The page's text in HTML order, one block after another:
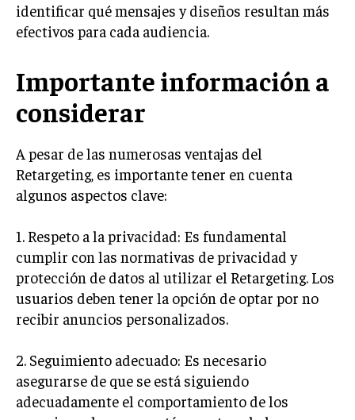
GESTIÓN DE LA EXPERIENCIA DEL CLIENTE
GESTIÓN DE PROYECTOS
GESTIÓN DE OPERACIONES Y CADENA DE
SUMINISTRO
LOGÍSTICA EMPRESARIAL
CALIDAD Y MEJORA CONTINUA
RECURSOS HUMANOS Y GESTIÓN DEL
TALENTO
COMPENSACIÓN Y BENEFICIOS
RECLUTAMIENTO Y SELECCIÓN
GESTIÓN DEL DESEMPEÑO
CULTURA Y CLIMA ORGANIZACIONAL
identificar qué mensajes y diseños resultan más
efectivos para cada audiencia.
Importante información a
considerar
A pesar de las numerosas ventajas del
Retargeting, es importante tener en cuenta
algunos aspectos clave:
1. Respeto a la privacidad: Es fundamental
cumplir con las normativas de privacidad y
protección de datos al utilizar el Retargeting. Los
usuarios deben tener la opción de optar por no
recibir anuncios personalizados.
2. Seguimiento adecuado: Es necesario
asegurarse de que se está siguiendo
adecuadamente el comportamiento de los